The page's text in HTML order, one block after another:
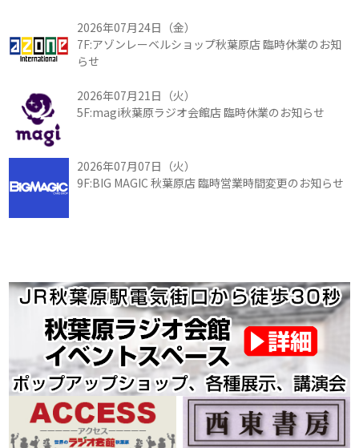
2026年07月24日（金）
7F:アゾンレーベルショップ秋葉原店 臨時休業のお知
らせ
2026年07月21日（火）
5F:magi秋葉原ラジオ会館店 臨時休業のお知らせ
2026年07月07日（火）
9F:BIG MAGIC 秋葉原店 臨時営業時間変更のお知らせ